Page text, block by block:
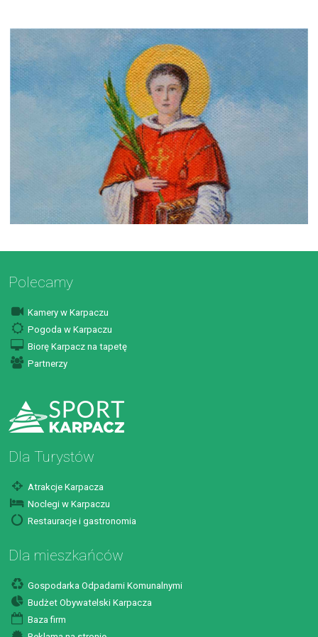
Polecamy
Kamery w Karpaczu
Pogoda w Karpaczu
Biorę Karpacz na tapetę
Partnerzy
Dla Turystów
Atrakcje Karpacza
Noclegi w Karpaczu
Restauracje i gastronomia
Dla mieszkańców
Gospodarka Odpadami Komunalnymi
Budżet Obywatelski Karpacza
Baza firm